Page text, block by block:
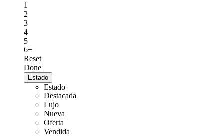
1
2
3
4
5
6+
Reset
Done
Estado
Estado
Destacada
Lujo
Nueva
Oferta
Vendida